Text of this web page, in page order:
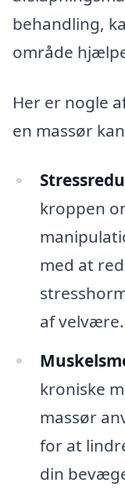
behandling,
område
Her er nogle
en massør
kroppen
med at
af velvære.
kroniske
massør
for at
din